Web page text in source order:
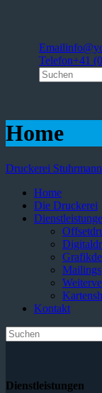
Email
Telefon+41
Home
Druckerei
Home
Die Druckerei
Mailings
Kontakt
Dienstleistungen